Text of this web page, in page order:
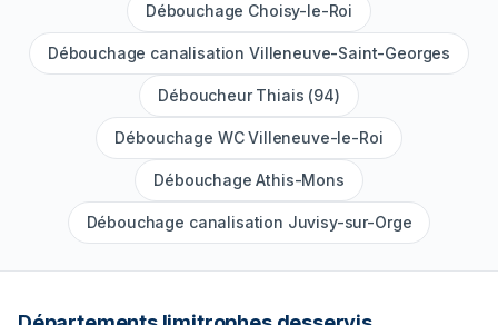
Débouchage Choisy-le-Roi
Débouchage canalisation Villeneuve-Saint-Georges
Déboucheur Thiais (94)
Débouchage WC Villeneuve-le-Roi
Débouchage Athis-Mons
Débouchage canalisation Juvisy-sur-Orge